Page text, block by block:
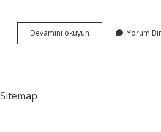
Devamını okuyun
Karakter
Yorum
Sitemap